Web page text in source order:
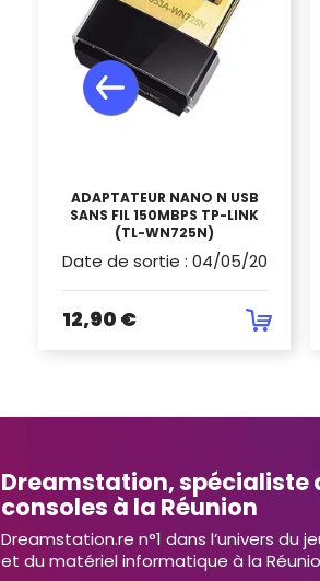
ADAPTATEUR NANO N USB
SANS FIL 150MBPS TP-LINK
(TL-WN725N)
Date de sortie : 04/05/2020
12,90 €
Dreamstation, spécialiste
consoles à la Réunion
Dreamstation.re n°1 dans l’univers du
et du matériel informatique à la